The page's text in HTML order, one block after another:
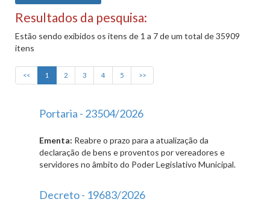
Resultados da pesquisa:
Estão sendo exibidos os itens de 1 a 7 de um total de 35909
itens
<< 1 2 3 4 5 >>
Portaria - 23504/2026
Ementa: Reabre o prazo para a atualização da
declaração de bens e proventos por vereadores e
servidores no âmbito do Poder Legislativo Municipal.
Decreto - 19683/2026